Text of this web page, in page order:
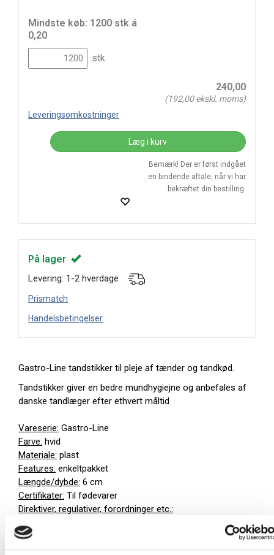
Mindste køb: 1200 stk á
0,20
stk
240,00
(192,00ekskl. moms)
Leveringsomkostninger
Læg i kurv
Bemærk! Der er først indgået
en bindende aftale, når vi har
bekræftet din bestilling.
På lager
Levering: 1-2 hverdage
Prismatch
Handelsbetingelser
Gastro-Line tandstikker til pleje af tænder og tandkød.
Tandstikker giver en bedre mundhygiejne og anbefales af
danske tandlæger efter ethvert måltid
Vareserie: Gastro-Line
Farve: hvid
Materiale: plast
Features: enkeltpakket
Længde/dybde: 6 cm
Certifikater: Til fødevarer
Direktiver, regulativer, forordninger etc.: